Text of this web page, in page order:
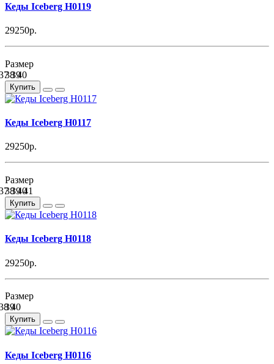
Кеды Iceberg H0119
29250р.
Размер
383940
Купить
Кеды Iceberg H0117
29250р.
Размер
383940
41
Купить
Кеды Iceberg H0118
29250р.
Размер
3940
Купить
Кеды Iceberg H0116